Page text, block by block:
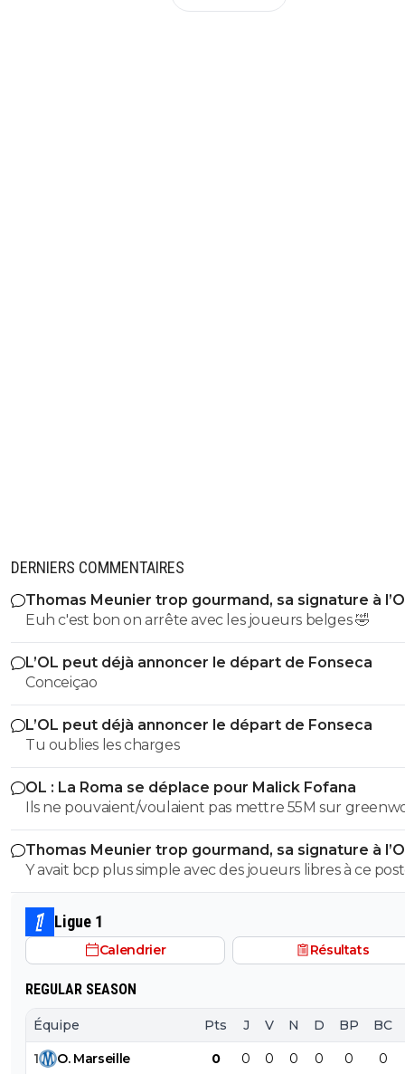
DERNIERS COMMENTAIRES
Thomas Meunier trop gourmand, sa signature à
annulée
Euh c'est bon on arrête avec les joueurs belges 🤣
L’OL peut déjà annoncer le départ de Fonseca
Conceiçao
L’OL peut déjà annoncer le départ de Fonseca
Tu oublies les charges
OL : La Roma se déplace pour Malick Fofana
Ils ne pouvaient/voulaient pas mettre 55M sur
Mais entre 30 et 40 pr fofana ça peut sûrement se
Thomas Meunier trop gourmand, sa signature à
annulée
Y avait bcp plus simple avec des joueurs libres à ce
début de mercato...
Ligue 1
Calendrier Résultats
REGULAR SEASON
Équipe Pts J V N D BP BC
1 O. Marseille 0 0 0 0 0 0 0